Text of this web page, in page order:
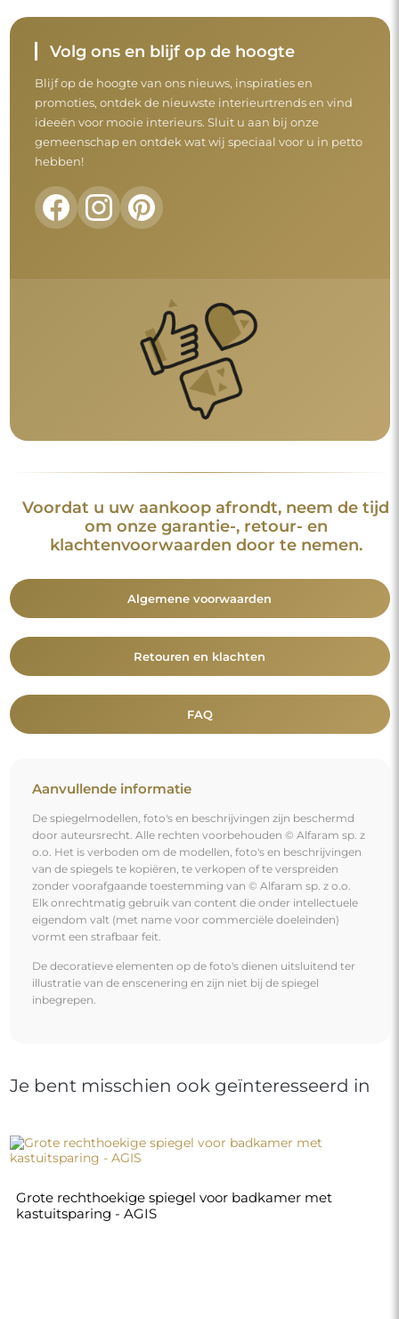
Volg ons en blijf op de hoogte
Blijf op de hoogte van ons nieuws, inspiraties en
promoties, ontdek de nieuwste interieurtrends en vind
ideeën voor mooie interieurs. Sluit u aan bij onze
gemeenschap en ontdek wat wij speciaal voor u in petto
hebben!
Voordat u uw aankoop afrondt, neem de tijd
om onze garantie-, retour- en
klachtenvoorwaarden door te nemen.
Algemene voorwaarden
Retouren en klachten
FAQ
Aanvullende informatie
De spiegelmodellen, foto's en beschrijvingen zijn beschermd
door auteursrecht. Alle rechten voorbehouden © Alfaram sp. z
o.o. Het is verboden om de modellen, foto's en beschrijvingen
van de spiegels te kopiëren, te verkopen of te verspreiden
zonder voorafgaande toestemming van © Alfaram sp. z o.o.
Elk onrechtmatig gebruik van content die onder intellectuele
eigendom valt (met name voor commerciële doeleinden)
vormt een strafbaar feit.
De decoratieve elementen op de foto's dienen uitsluitend ter
illustratie van de enscenering en zijn niet bij de spiegel
inbegrepen.
Je bent misschien ook geïnteresseerd in
Grote rechthoekige spiegel voor badkamer met
kastuitsparing - AGIS